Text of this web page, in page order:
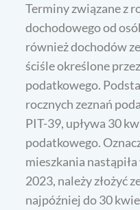
Terminy związane z
dochodowego od
również dochodów
ściśle określone
podatkowego.
rocznych zeznań
PIT-39, upływa 30
podatkowego.
mieszkania
2023, należy złożyć
najpóźniej do 30